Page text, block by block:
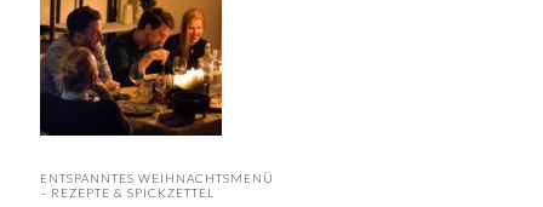
ENTSPANNTES WEIHNACHTSMENÜ
– REZEPTE & SPICKZETTEL